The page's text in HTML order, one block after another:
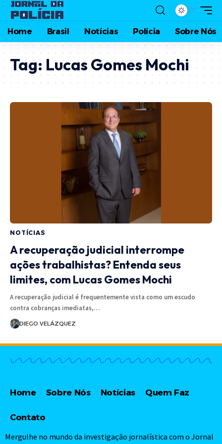
Home Brasil Notícias Polícia Sobre Nós
Tag: Lucas Gomes Mochi
NOTÍCIAS
A recuperação judicial interrompe
ações trabalhistas? Entenda seus
limites, com Lucas Gomes Mochi
A recuperação judicial é frequentemente vista como um escudo
contra cobranças imediatas,…
DIEGO VELÁZQUEZ
Home Sobre Nós Notícias Quem Faz
Contato
Mergulhe no mundo da investigação jornalística com o Jornal